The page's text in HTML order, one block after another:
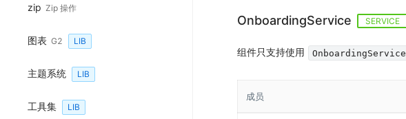
zip Zip 操作
图表 G2 LIB
主题系统 LIB
工具集 LIB
OnboardingService SERVICE
组件只支持使用 OnboardingService
成员